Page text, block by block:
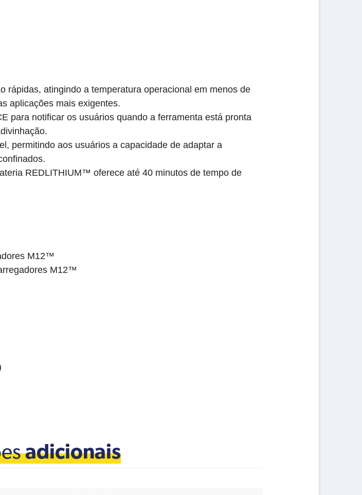
atingindo a temperatura operacional em menos de
aplicações mais exigentes.
para notificar os usuários quando a ferramenta está pronta
permitindo aos usuários a capacidade de adaptar a
REDLITHIUM™ oferece até 40 minutos de tempo de
M12™
M12™
adicionais